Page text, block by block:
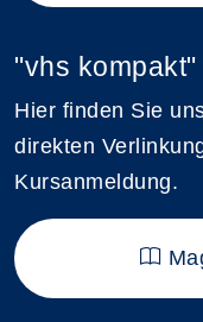
"vhs kompakt"
Hier finden Sie
direkten
Kursanmeldung.